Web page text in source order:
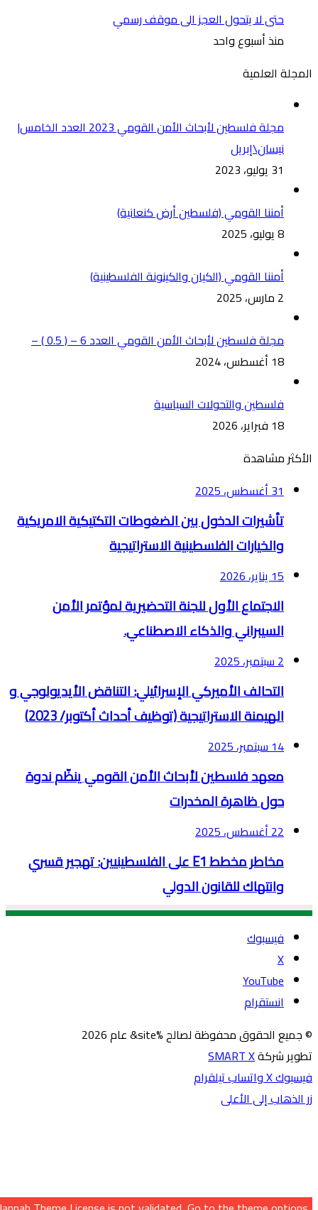
حتى لا يتحول العجز الى موقف رسمي
منذ أسبوع واحد
المجلة العلمية
مجلة فلسطين لأبحاث الأمن القومي 2023 العدد الخامس|
نيسان\إبريل
31 يوليو، 2023
أمننا القومي (فلسطين أرض كنعانية)
8 يوليو، 2025
أمننا القومي (الكيان والكينونة الفلسطينية)
2 مارس، 2025
مجلة فلسطين لأبحاث الأمن القومي العدد 6 – ( 0.5 ) –
18 أغسطس، 2024
فلسطين والتحولات السياسية
18 فبراير، 2026
الأكثر مشاهدة
31 أغسطس، 2025
تأشيرات الدخول بين الضغوطات التكتيكية الامريكية
والخيارات الفلسطينية الاستراتيجية
15 يناير، 2026
الاجتماع الأول للجنة التحضيرية لمؤتمر الأمن
السيبراني والذكاء الاصطناعي.
2 سبتمبر، 2025
التحالف الأميركي الإسرائيلي: التناقض الأيديولوجي و
الهيمنة الاستراتيجية (توظيف أحداث أكتوبر/ 2023)
14 سبتمبر، 2025
معهد فلسطين لأبحاث الأمن القومي ينظّم ندوة
حول ظاهرة المخدرات
22 أغسطس، 2025
مخاطر مخطط E1 على الفلسطينيين: تهجير قسري
وانتهاك للقانون الدولي
فيسبوك
‫X
‫YouTube
انستقرام
© جميع الحقوق محفوظة لصالح %site& عام 2026
تطوير شركةSMART X
فيسبوك‫Xواتسابتيلقرام
زر الذهاب إلى الأعلى